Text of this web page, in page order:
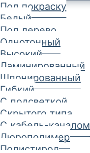
Под покраску
Белый
Под дерево
Однотонный
Высокий
Ламинированный
Шпонированный
Гибкий
С подсветкой
Скрытого типа
С кабель-каналом
Дюрополимер
Полистирол